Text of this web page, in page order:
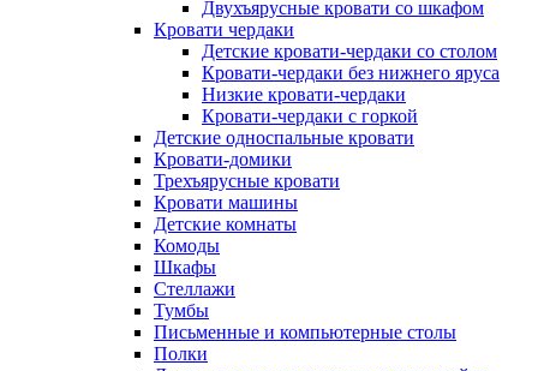
Двухъярусные кровати со шкафом
Кровати чердаки
Детские кровати-чердаки со столом
Кровати-чердаки без нижнего яруса
Низкие кровати-чердаки
Кровати-чердаки с горкой
Детские односпальные кровати
Кровати-домики
Трехъярусные кровати
Кровати машины
Детские комнаты
Комоды
Шкафы
Стеллажи
Тумбы
Письменные и компьютерные столы
Полки